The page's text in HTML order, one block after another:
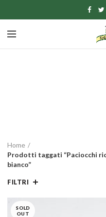
Home
Prodotti taggati “Paciocchi
bianco”
FILTRI
SOLD
OUT